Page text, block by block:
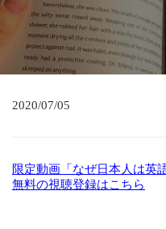
2020/07/05
限定動画「なぜ日本人は英
無料の視聴登録はこちら